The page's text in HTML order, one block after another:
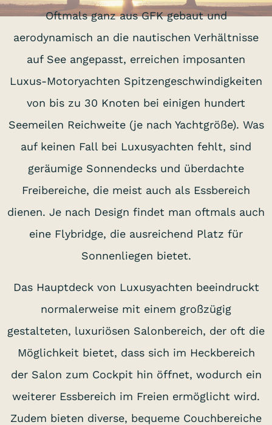
Oftmals ganz aus GFK gebaut und
aerodynamisch an die nautischen Verhältnisse
auf See angepasst, erreichen imposanten
Luxus-Motoryachten Spitzengeschwindigkeiten
von bis zu 30 Knoten bei einigen hundert
Seemeilen Reichweite (je nach Yachtgröße). Was
auf keinen Fall bei Luxusyachten fehlt, sind
geräumige Sonnendecks und überdachte
Freibereiche, die meist auch als Essbereich
dienen. Je nach Design findet man oftmals auch
eine Flybridge, die ausreichend Platz für
Sonnenliegen bietet.
Das Hauptdeck von Luxusyachten beeindruckt
normalerweise mit einem großzügig
gestalteten, luxuriösen Salonbereich, der oft die
Möglichkeit bietet, dass sich im Heckbereich
der Salon zum Cockpit hin öffnet, wodurch ein
weiterer Essbereich im Freien ermöglicht wird.
Zudem bieten diverse, bequeme Couchbereiche